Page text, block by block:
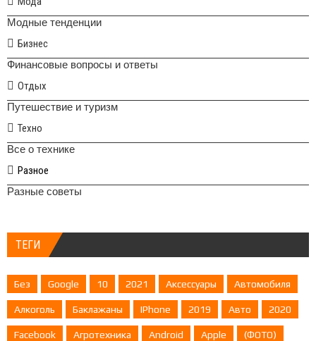
Модные тенденции
Бизнес
Финансовые вопросы и ответы
Отдых
Путешествие и туризм
Техно
Все о технике
Разное
Разные советы
ТЕГИ
Без Google 10 2021 Аксессуары Автомобиля
Алкоголь Баклажаны IPhone 2019 Авто 2020
Facebook Агротехника Android Apple (ФОТО)